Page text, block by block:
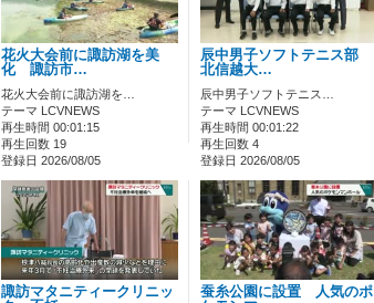
花火大会前に諏訪湖を美
化 諏訪市…
花火大会前に諏訪湖を…
テーマ LCVNEWS
再生時間 00:01:15
再生回数 19
登録日 2026/08/05
辰中男子ソフトテニス部
北信越大…
辰中男子ソフトテニス…
テーマ LCVNEWS
再生時間 00:01:22
再生回数 4
登録日 2026/08/05
諏訪マタニティークリニッ
蚕糸公園に設置 人気のポ